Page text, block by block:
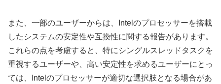
また、一部のユーザーからは、Intelのプロセッサーを搭載
したシステムの安定性や互換性に関する報告があります。
これらの点を考慮すると、特にシングルスレッドタスクを
重視するユーザーや、高い安定性を求めるユーザーにとっ
ては、Intelのプロセッサーが適切な選択肢となる場合があ